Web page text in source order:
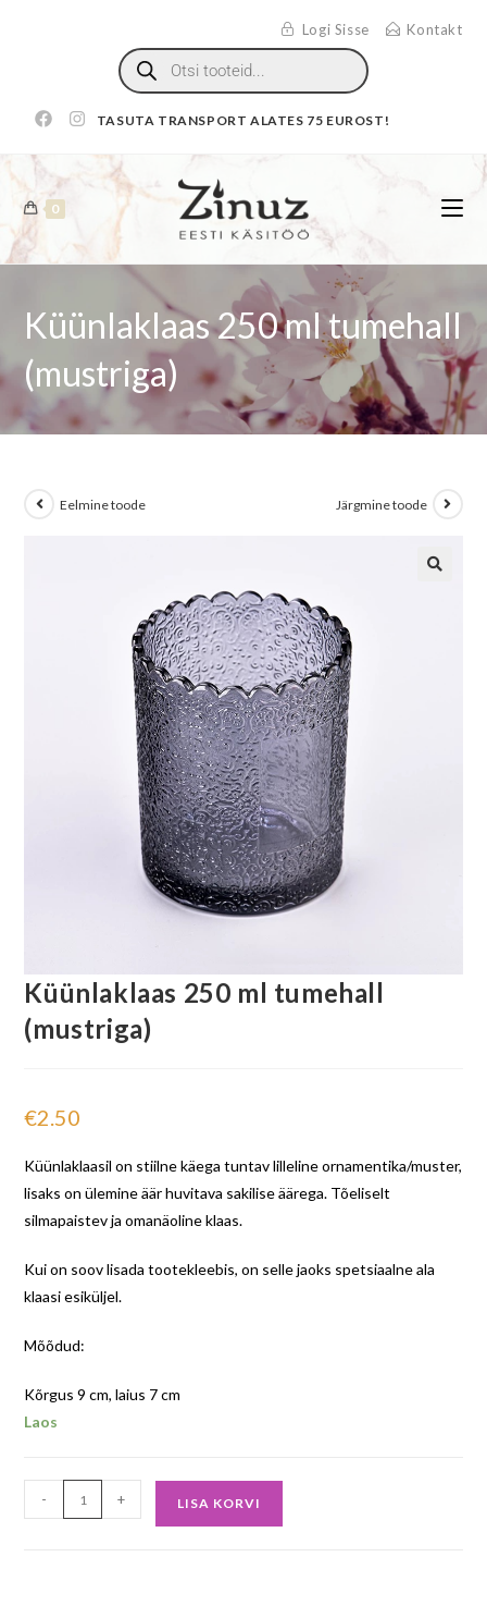
Logi Sisse Kontakt
TASUTA TRANSPORT ALATES 75 EUROST!
0
Küünlaklaas 250 ml tumehall
(mustriga)
Eelmine toode Järgmine toode
Küünlaklaas 250 ml tumehall
(mustriga)
€2.50
Küünlaklaasil on stiilne käega tuntav lilleline ornamentika/muster,
lisaks on ülemine äär huvitava sakilise äärega. Tõeliselt
silmapaistev ja omanäoline klaas.
Kui on soov lisada tootekleebis, on selle jaoks spetsiaalne ala
klaasi esiküljel.
Mõõdud:
Kõrgus 9 cm, laius 7 cm
Laos
- + LISA KORVI